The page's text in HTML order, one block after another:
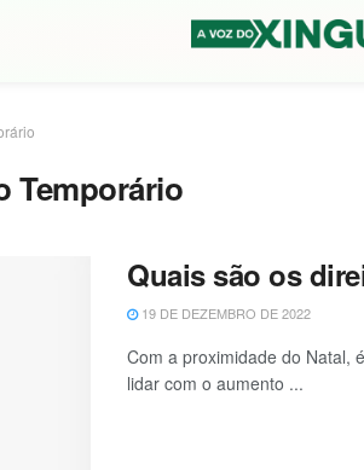
Temporário
Quais são os
19 DE DEZEMBRO DE 2022
Com a proximidade do Natal,
lidar com o aumento ...